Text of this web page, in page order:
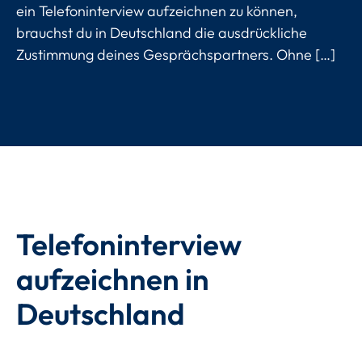
ein Telefoninterview aufzeichnen zu können,
brauchst du in Deutschland die ausdrückliche
Zustimmung deines Gesprächspartners. Ohne […]
Telefoninterview
aufzeichnen in
Deutschland